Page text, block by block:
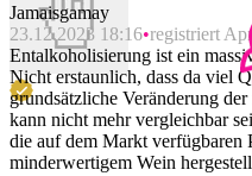
Jamaisgamay
23.12.2023 18:16 registriert
Entalkoholisierung ist ein
Nicht erstaunlich, dass da viel
grundsätzliche Veränderung
kann nicht mehr vergleichbar
die auf dem Markt verfügbaren
minderwertigem Wein